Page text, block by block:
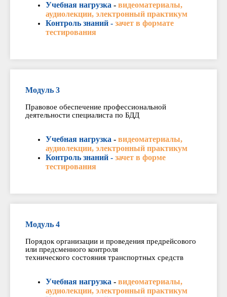
Учебная нагрузка - видеоматериалы,
аудиолекции, электронный практикум
Контроль знаний - зачет в формате
тестирования
Модуль 3
Правовое обеспечение профессиональной
деятельности специалиста по БДД
Учебная нагрузка - видеоматериалы,
аудиолекции, электронный практикум
Контроль знаний - зачет в форме
тестирования
Модуль 4
Порядок организации и проведения предрейсового
или предсменного контроля
технического состояния транспортных средств
Учебная нагрузка - видеоматериалы,
аудиолекции, электронный практикум